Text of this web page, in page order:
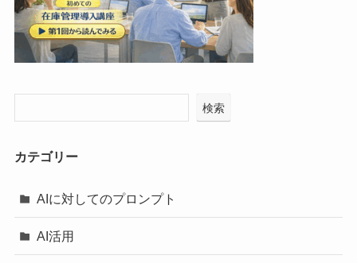
検索
カテゴリー
AIに対してのプロンプト
AI活用